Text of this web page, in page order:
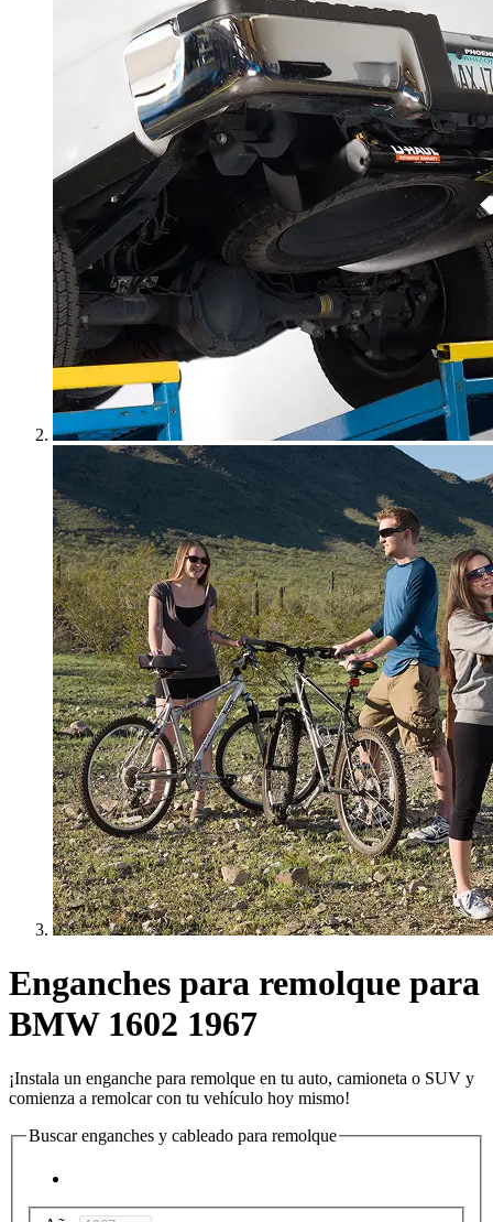
Enganches para remolque para
BMW 1602 1967
¡Instala un enganche para remolque en tu auto, camioneta o SUV y
comienza a remolcar con tu vehículo hoy mismo!
Buscar enganches y cableado para remolque